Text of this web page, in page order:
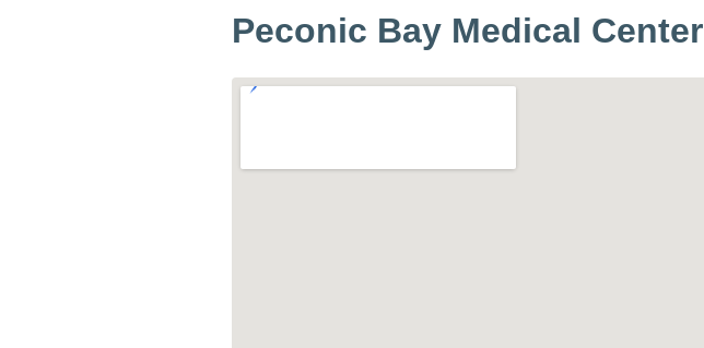
Peconic Bay Medical Center